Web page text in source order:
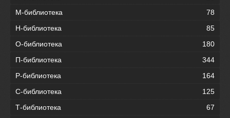
М-библиотека
78
Н-библиотека
85
О-библиотека
180
П-библиотека
344
Р-библиотека
164
С-библиотека
125
Т-библиотека
67